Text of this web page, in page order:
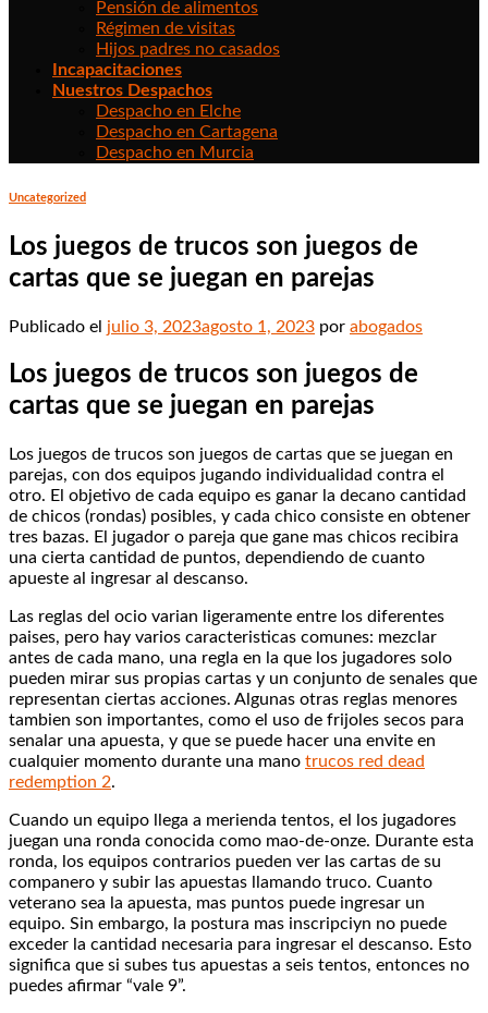
Pensión de alimentos
Régimen de visitas
Hijos padres no casados
Incapacitaciones
Nuestros Despachos
Despacho en Elche
Despacho en Cartagena
Despacho en Murcia
Uncategorized
Los juegos de trucos son juegos de
cartas que se juegan en parejas
Publicado el julio 3, 2023agosto 1, 2023 por abogados
Los juegos de trucos son juegos de
cartas que se juegan en parejas
Los juegos de trucos son juegos de cartas que se juegan en
parejas, con dos equipos jugando individualidad contra el
otro. El objetivo de cada equipo es ganar la decano cantidad
de chicos (rondas) posibles, y cada chico consiste en obtener
tres bazas. El jugador o pareja que gane mas chicos recibira
una cierta cantidad de puntos, dependiendo de cuanto
apueste al ingresar al descanso.
Las reglas del ocio varian ligeramente entre los diferentes
paises, pero hay varios caracteristicas comunes: mezclar
antes de cada mano, una regla en la que los jugadores solo
pueden mirar sus propias cartas y un conjunto de senales que
representan ciertas acciones. Algunas otras reglas menores
tambien son importantes, como el uso de frijoles secos para
senalar una apuesta, y que se puede hacer una envite en
cualquier momento durante una mano trucos red dead
redemption 2.
Cuando un equipo llega a merienda tentos, el los jugadores
juegan una ronda conocida como mao-de-onze. Durante esta
ronda, los equipos contrarios pueden ver las cartas de su
companero y subir las apuestas llamando truco. Cuanto
veterano sea la apuesta, mas puntos puede ingresar un
equipo. Sin embargo, la postura mas inscripciуn no puede
exceder la cantidad necesaria para ingresar el descanso. Esto
significa que si subes tus apuestas a seis tentos, entonces no
puedes afirmar “vale 9”.